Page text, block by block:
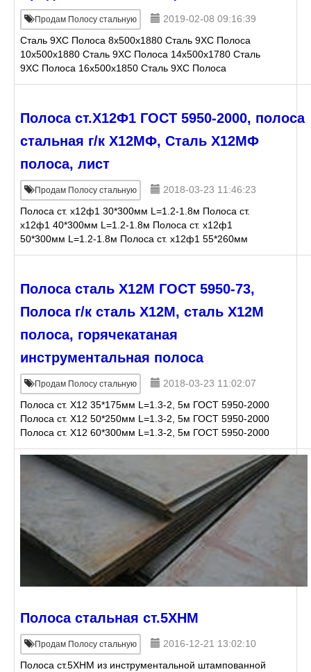
Продам Полосу стальную
2019-02-08 09:16:39
Сталь 9ХС Полоса 8х500х1880 Сталь 9ХС Полоса
10х500х1880 Сталь 9ХС Полоса 14х500х1780 Сталь
9ХС Полоса 16х500х1850 Сталь 9ХС Полоса
20х500х1870 Сталь 9ХС Полоса
Полоса ст.Х12Ф1 ГОСТ 5950-2000, полоса
стальная г/к Х12МФ, Сталь Х12МФ
полоса, лист
Продам Полосу стальную
2018-03-23 11:46:23
Полоса ст. х12ф1 30*300мм L=1.2-1.8м Полоса ст.
х12ф1 40*300мм L=1.2-1.8м Полоса ст. х12ф1
50*300мм L=1.2-1.8м Полоса ст. х12ф1 55*260мм
L=1.2-1.8м Полоса ст. х12ф1 60*90мм L=1.2-1.8м
Полоса сталь Х12М ГОСТ 5950-73,
Полоса г/к сталь Х12М, сталь Х12М
полоса, горячекатаная
инструментальная полоса
Продам Полосу стальную
2018-03-23 11:02:07
Полоса ст. Х12 35*175мм L=1.3-2, 5м ГОСТ 5950-2000
Полоса ст. Х12 50*250мм L=1.3-2, 5м ГОСТ 5950-2000
Полоса ст. Х12 60*300мм L=1.3-2, 5м ГОСТ 5950-2000
Полоса ст. Х12 75*250мм L=1.3-2, 5м ГОСТ 595
Полоса стальная ст.5ХНМ
Продам Полосу стальную
2016-12-21 13:02:10
Полоса ст.5ХНМ из инструментальной штампованной